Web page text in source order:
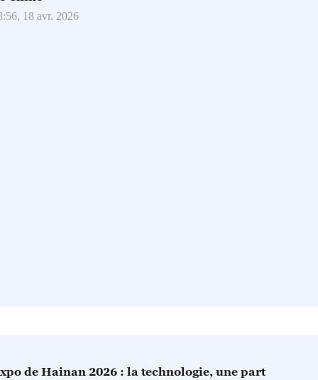
18 avr. 2026
de Hainan 2026 : la technologie, une part